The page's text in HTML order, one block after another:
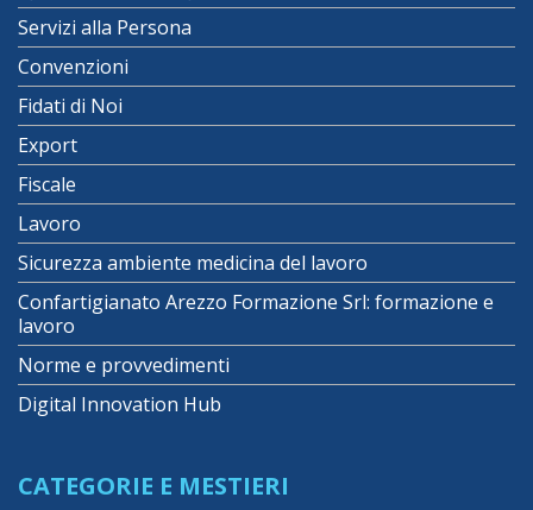
Servizi alla Persona
Convenzioni
Fidati di Noi
Export
Fiscale
Lavoro
Sicurezza ambiente medicina del lavoro
Confartigianato Arezzo Formazione Srl: formazione e
lavoro
Norme e provvedimenti
Digital Innovation Hub
CATEGORIE E MESTIERI